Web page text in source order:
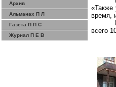
Архив
Альманах П Л
Газета П П С
Журнал П Е В
«Также
время,
всего